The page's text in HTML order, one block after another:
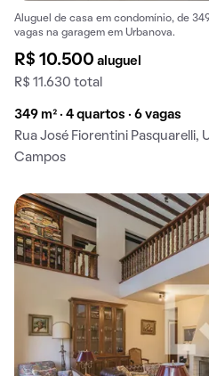
Aluguel de casa em condomínio, de
vagas na garagem em Urbanova.
R$ 10.500aluguel
R$ 11.630 total
349 m² · 4 quartos · 6 vagas
Rua José Fiorentini Pasquarelli,
Campos